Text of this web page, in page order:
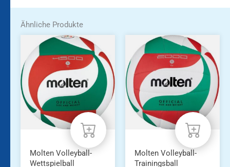
Ähnliche Produkte
Molten Volleyball-
Wettspielball
Molten Volleyball-
Trainingsball